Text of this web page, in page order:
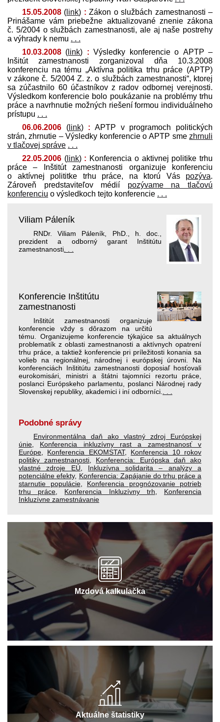
15.05.2008 ( link) : Zákon o službách zamestnanosti –
Prinášame vám priebežne aktualizované znenie zákona
č. 5/2004 o službách zamestnanosti, ale aj naše postrehy
a výhrady k nemu . . .
10.03.2008 ( link) : Výsledky konferencie o APTP –
Inšitút zamestnanosti zorganizoval dňa 10.3.2008
konferenciu na tému „Aktívna politika trhu práce (APTP)
v zákone č. 5/2004 Z. z. o službách zamestnanosti“, ktorej
sa zúčastnilo 60 účastníkov z radov odbornej verejnosti.
Výsledkom konferencie bolo poukázanie na problémy trhu
práce a navrhnutie možných riešení formou individuálneho
prístupu . . .
06.06.2006 (link) : APTP v programoch politických
strán, zhrnutie – Výsledky konferencie o APTP sme zhrnuli
v tlačovej správe . . .
22.05.2006 (link) : Konferencia o aktivnej politike trhu
práce – Inštitút zamestnanosti organizuje konferenciu
o aktívnej polititke trhu práce, na ktorú Vás pozýva.
Zároveň pred­staviteľov médií pozývame na tlačovú
konferenciu o výsledkoch tejto konferencie . . .
Viliam Páleník
RNDr. Viliam Páleník, PhD., h. doc.,
prezident a odborný garant Inštitútu
zamestnanosti
Konferencie Inštitútu
zamestnanosti
Inštitút zamestnanosti organizuje
konferencie vždy s dôrazom na určitú
tému. Organizujeme konferencie týkajúce sa aktuálnych
problematík z oblasti zamestnanosti a aktívnych opatrení
trhu práce, a taktiež konferencie pri príležitosti konania sa
volieb na regionálnej, národnej i európskej úrovni. Na
konferenciách Inštitútu zamestnanosti doposiaľ hosťovali
eurokomisári, ministri a štátni tajomníci rezortu práce,
poslanci Európskeho parlamentu, poslanci Národnej rady
Slovenskej republiky, akademici i iní odborníci.
Podobné správy
Environmentálna daň ako vlastný zdroj Európskej
únie
Konferencia inkluzívny rast a zamestnanosť v
Európe
Konferencia EKOMSTAT, Konferencia 10 rokov
politiky zamestnanosti
Konferencia: Európska daň ako
vlastné zdroje EÚ
Inkluzívna solidarita – analýzy a
potenciálne efekty, Konferencia: Zapájanie do trhu práce a
starnutie populácie, Konferencia prognózovanie potrieb
trhu práce
Konferencia Inkluzívny trh
Konferencia
Inkluzívne zamestnávanie
Mzdová kalkulačka
Aktuálne štatistiky